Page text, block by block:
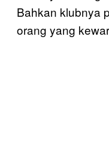
Bahkan klubnya
orang yang